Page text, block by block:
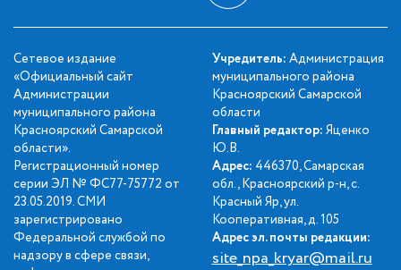
Сетевое издание
«Официальный сайт
Администрации
муниципального района
Красноярский Самарской
области».
Регистрационный номер
серии ЭЛ № ФС77-75772 от
23.05.2019. СМИ
зарегистрировано
Федеральной службой по
надзору в сфере связи,
Учредитель: Администрация
муниципального района
Красноярский Самарской
области
Главный редактор: Яценко
Ю.В.
Адрес: 446370, Самарская
обл., Красноярский р-н, с.
Красный Яр, ул.
Кооперативная, д. 105
Адрес эл. почты редакции:
site_npa_kryar@mail.ru